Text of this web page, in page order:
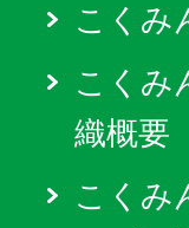
こくみ
こくみ
織概要
こくみ